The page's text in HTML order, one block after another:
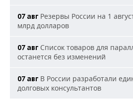
07 авг Резервы России на 1
млрд долларов
07 авг Список товаров для
останется без изменений
07 авг В России разработали
долговых консультантов